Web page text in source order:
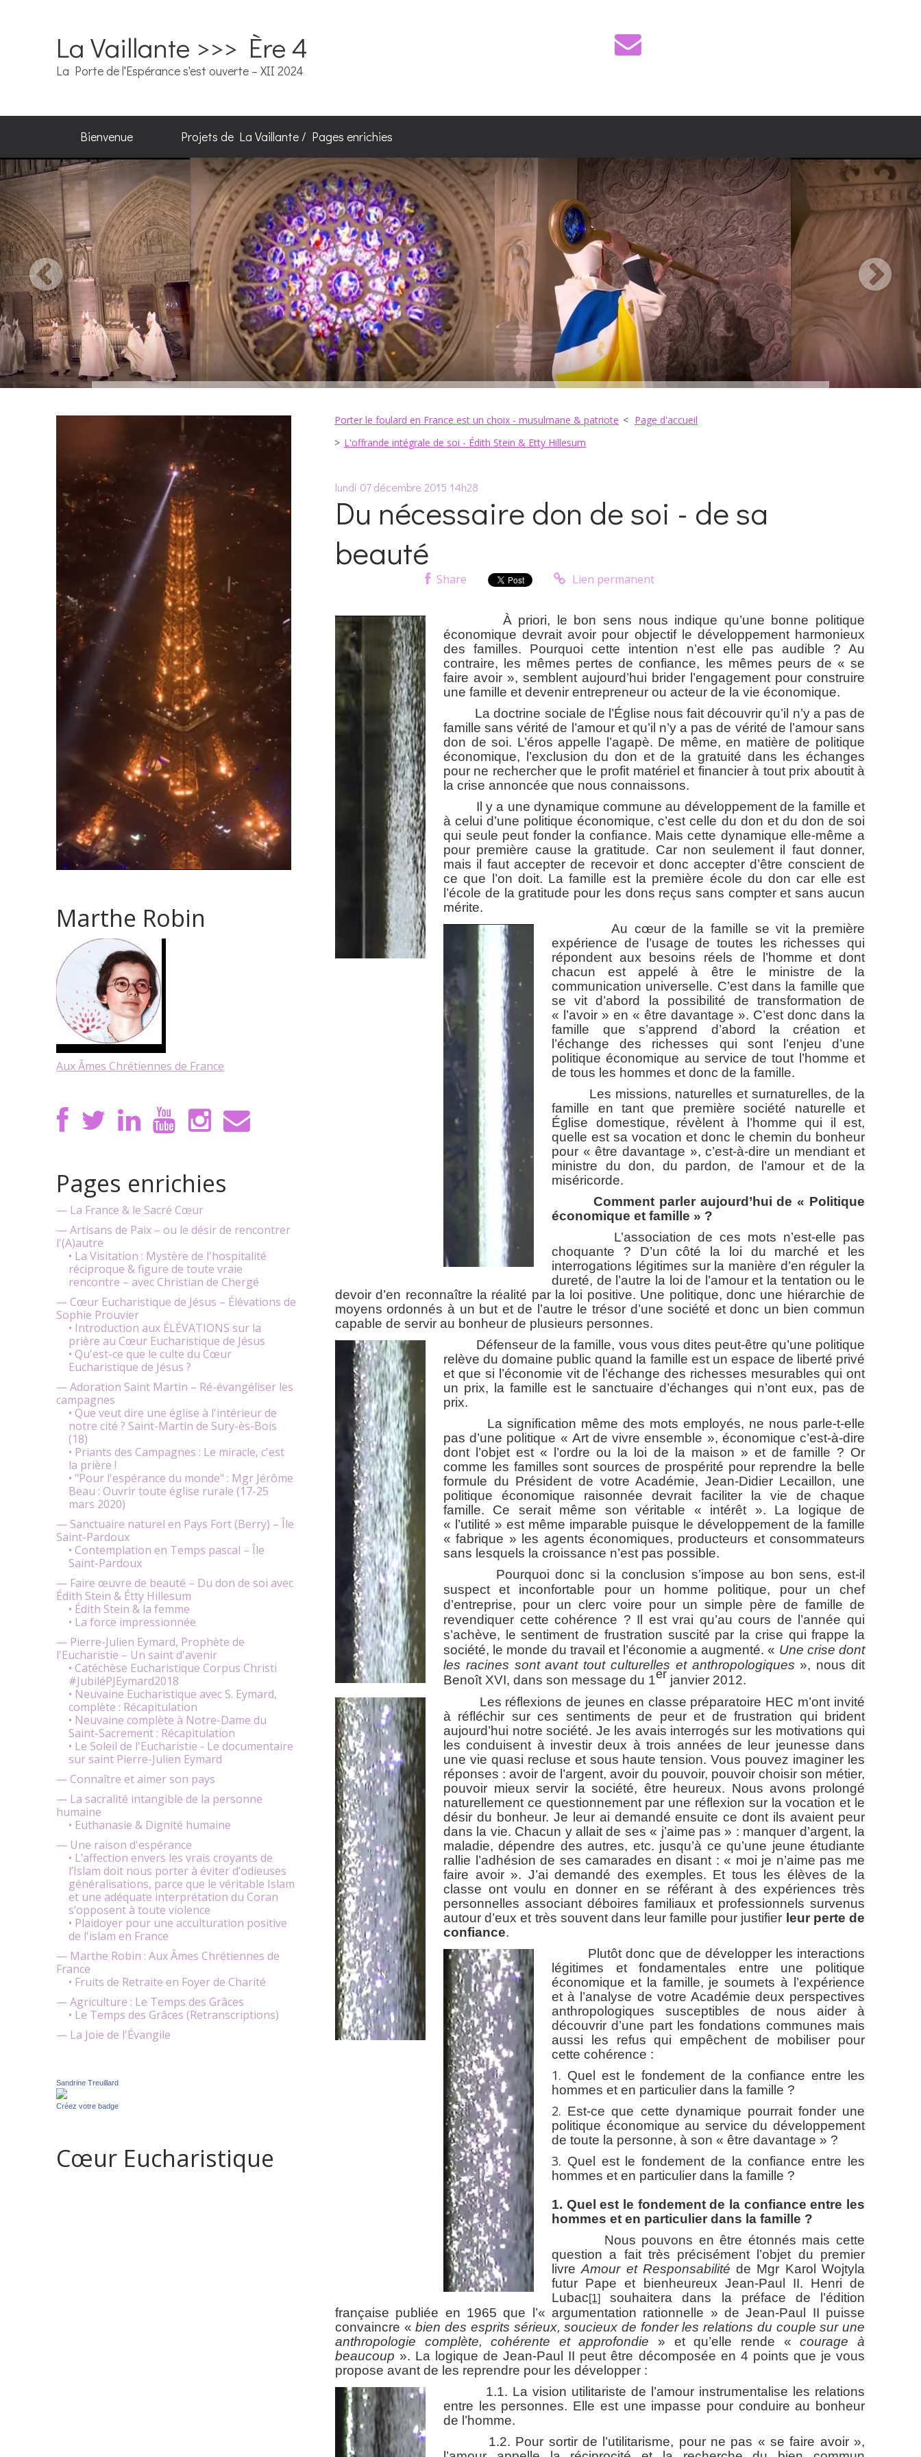
La Vaillante >>> Ère 4
La Porte de l'Espérance s'est ouverte – XII 2024
Bienvenue Projets de La Vaillante / Pages enrichies
Marthe Robin
Aux Âmes Chrétiennes de France
Pages enrichies
— La France & le Sacré Cœur
— Artisans de Paix – ou le désir de rencontrer
l'(A)autre
• La Visitation : Mystère de l'hospitalité
réciproque & figure de toute vraie
rencontre – avec Christian de Chergé
— Cœur Eucharistique de Jésus – Élévations de
Sophie Prouvier
• Introduction aux ÉLÉVATIONS sur la
prière au Cœur Eucharistique de Jésus
• Qu'est-ce que le culte du Cœur
Eucharistique de Jésus ?
— Adoration Saint Martin – Ré-évangéliser les
campagnes
• Que veut dire une église à l'intérieur de
notre cité ? Saint-Martin de Sury-ès-Bois
(18)
• Priants des Campagnes : Le miracle, c'est
la prière !
• "Pour l'espérance du monde" : Mgr Jérôme
Beau : Ouvrir toute église rurale (17-25
mars 2020)
— Sanctuaire naturel en Pays Fort (Berry) – Île
Saint-Pardoux
• Contemplation en Temps pascal – Île
Saint-Pardoux
— Faire œuvre de beauté – Du don de soi avec
Édith Stein & Étty Hillesum
• Édith Stein & la femme
• La force impressionnée
— Pierre-Julien Eymard, Prophète de
l'Eucharistie – Un saint d'avenir
• Catéchèse Eucharistique Corpus Christi
#JubiléPJEymard2018
• Neuvaine Eucharistique avec S. Eymard,
complète : Récapitulation
• Neuvaine complète à Notre-Dame du
Saint-Sacrement : Récapitulation
• Le Soleil de l'Eucharistie - Le documentaire
sur saint Pierre-Julien Eymard
— Connaître et aimer son pays
— La sacralité intangible de la personne
humaine
• Euthanasie & Dignité humaine
— Une raison d'espérance
• L’affection envers les vrais croyants de
l’Islam doit nous porter à éviter d’odieuses
généralisations, parce que le véritable Islam
et une adéquate interprétation du Coran
s’opposent à toute violence
• Plaidoyer pour une acculturation positive
de l'islam en France
— Marthe Robin : Aux Âmes Chrétiennes de
France
• Fruits de Retraite en Foyer de Charité
— Agriculture : Le Temps des Grâces
• Le Temps des Grâces (Retranscriptions)
— La Joie de l'Évangile
Sandrine Treuillard
Créez votre badge
Cœur Eucharistique
Porter le foulard en France est un choix - musulmane & patriote
Page d'accueil
L'offrande intégrale de soi - Édith Stein & Etty Hillesum
lundi 07 décembre 2015 14h28
Du nécessaire don de soi - de sa
beauté
Share Lien permanent
À priori, le bon sens nous indique qu’une bonne politique
économique devrait avoir pour objectif le développement harmonieux
des familles. Pourquoi cette intention n’est elle pas audible ? Au
contraire, les mêmes pertes de confiance, les mêmes peurs de « se
faire avoir », semblent aujourd’hui brider l’engagement pour construire
une famille et devenir entrepreneur ou acteur de la vie économique.
La doctrine sociale de l’Église nous fait découvrir qu’il n’y a pas de
famille sans vérité de l’amour et qu’il n’y a pas de vérité de l’amour sans
don de soi. L’éros appelle l’agapè. De même, en matière de politique
économique, l’exclusion du don et de la gratuité dans les échanges
pour ne rechercher que le profit matériel et financier à tout prix aboutit à
la crise annoncée que nous connaissons.
Il y a une dynamique commune au développement de la famille et
à celui d’une politique économique, c’est celle du don et du don de soi
qui seule peut fonder la confiance. Mais cette dynamique elle-même a
pour première cause la gratitude. Car non seulement il faut donner,
mais il faut accepter de recevoir et donc accepter d’être conscient de
ce que l’on doit. La famille est la première école du don car elle est
l’école de la gratitude pour les dons reçus sans compter et sans aucun
mérite.
Au cœur de la famille se vit la première
expérience de l’usage de toutes les richesses qui
répondent aux besoins réels de l’homme et dont
chacun est appelé à être le ministre de la
communication universelle. C’est dans la famille que
se vit d’abord la possibilité de transformation de
« l’avoir » en « être davantage ». C’est donc dans la
famille que s’apprend d’abord la création et
l’échange des richesses qui sont l’enjeu d’une
politique économique au service de tout l’homme et
de tous les hommes et donc de la famille.
Les missions, naturelles et surnaturelles, de la
famille en tant que première société naturelle et
Église domestique, révèlent à l’homme qui il est,
quelle est sa vocation et donc le chemin du bonheur
pour « être davantage », c’est-à-dire un mendiant et
ministre du don, du pardon, de l’amour et de la
miséricorde.
Comment parler aujourd’ hui de « Politique
économique et famille » ?
L’association de ces mots n’est-elle pas
choquante ? D’un côté la loi du marché et les
interrogations légitimes sur la manière d’en réguler la
dureté, de l’autre la loi de l’amour et la tentation ou le
devoir d’en reconnaître la réalité par la loi positive. Une politique, donc une hiérarchie de
moyens ordonnés à un but et de l’autre le trésor d’une société et donc un bien commun
capable de servir au bonheur de plusieurs personnes.
Défenseur de la famille, vous vous dites peut-être qu’une politique
relève du domaine public quand la famille est un espace de liberté privé
et que si l’économie vit de l’échange des richesses mesurables qui ont
un prix, la famille est le sanctuaire d’échanges qui n’ont eux, pas de
prix.
La signification même des mots employés, ne nous parle-t-elle
pas d’une politique « Art de vivre ensemble », économique c’est-à-dire
dont l’objet est « l’ordre ou la loi de la maison » et de famille ? Or
comme les familles sont sources de prospérité pour reprendre la belle
formule du Président de votre Académie, Jean-Didier Lecaillon, une
politique économique raisonnée devrait faciliter la vie de chaque
famille. Ce serait même son véritable « intérêt ». La logique de
« l’utilité » est même imparable puisque le développement de la famille
« fabrique » les agents économiques, producteurs et consommateurs
sans lesquels la croissance n’est pas possible.
Pourquoi donc si la conclusion s’impose au bon sens, est-il
suspect et inconfortable pour un homme politique, pour un chef
d’entreprise, pour un clerc voire pour un simple père de famille de
revendiquer cette cohérence ? Il est vrai qu’au cours de l’année qui
s’achève, le sentiment de frustration suscité par la crise qui frappe la
société, le monde du travail et l’économie a augmenté. « Une crise dont
les racines sont avant tout culturelles et anthropologiques », nous dit
Benoît XVI, dans son message du 1er janvier 2012.
Les réflexions de jeunes en classe préparatoire HEC m’ont invité
à réfléchir sur ces sentiments de peur et de frustration qui brident
aujourd’hui notre société. Je les avais interrogés sur les motivations qui
les conduisent à investir deux à trois années de leur jeunesse dans
une vie quasi recluse et sous haute tension. Vous pouvez imaginer les
réponses : avoir de l’argent, avoir du pouvoir, pouvoir choisir son métier,
pouvoir mieux servir la société, être heureux. Nous avons prolongé
naturellement ce questionnement par une réflexion sur la vocation et le
désir du bonheur. Je leur ai demandé ensuite ce dont ils avaient peur
dans la vie. Chacun y allait de ses « j’aime pas » : manquer d’argent, la
maladie, dépendre des autres, etc. jusqu’à ce qu’une jeune étudiante
rallie l’adhésion de ses camarades en disant : « moi je n’aime pas me
faire avoir ». J’ai demandé des exemples. Et tous les élèves de la
classe ont voulu en donner en se référant à des expériences très
personnelles associant déboires familiaux et professionnels survenus
autour d’eux et très souvent dans leur famille pour justifier leur perte de
confiance.
Plutôt donc que de développer les interactions
légitimes et fondamentales entre une politique
économique et la famille, je soumets à l’expérience
et à l’analyse de votre Académie deux perspectives
anthropologiques susceptibles de nous aider à
découvrir d’une part les fondations communes mais
aussi les refus qui empêchent de mobiliser pour
cette cohérence :
Quel est le fondement de la confiance entre les
hommes et en particulier dans la famille ?
Est-ce que cette dynamique pourrait fonder une
politique économique au service du développement
de toute la personne, à son « être davantage » ?
Quel est le fondement de la confiance entre les
hommes et en particulier dans la famille ?
1. Quel est le fondement de la confiance entre les
hommes et en particulier dans la famille ?
Nous pouvons en être étonnés mais cette
question a fait très précisément l’objet du premier
livreAmour et Responsabilité de Mgr Karol Wojtyla
futur Pape et bienheureux Jean-Paul II. Henri de
Lubac[1]
souhaitera dans la préface de l’édition
française publiée en 1965 que l’« argumentation rationnelle » de Jean-Paul II puisse
convaincre «bien des esprits sérieux, soucieux de fonder les relations du couple sur une
anthropologie complète, cohérente et approfondie » et qu’elle rende «courage à
beaucoup ». La logique de Jean-Paul II peut être décomposée en 4 points que je vous
propose avant de les reprendre pour les développer :
1.1. La vision utilitariste de l’amour instrumentalise les relations
entre les personnes. Elle est une impasse pour conduire au bonheur
de l’homme.
1.2. Pour sortir de l’utilitarisme, pour ne pas « se faire avoir »,